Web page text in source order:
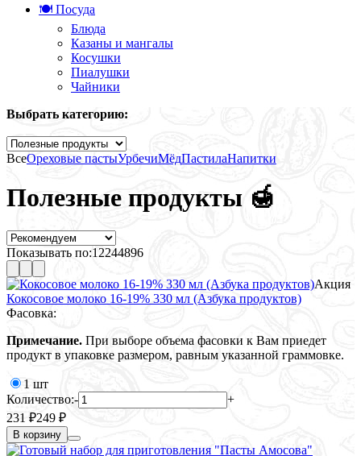
🍽️ Посуда
Блюда
Казаны и мангалы
Косушки
Пиалушки
Чайники
Выбрать категорию:
ВсеОреховые пастыУрбечиМёдПастилаНапитки
Полезные продукты 🍯
Показывать по:12244896
Акция
Кокосовое молоко 16-19% 330 мл (Азбука продуктов)
Фасовка:
Примечание. При выборе объема фасовки к Вам приедет
продукт в упаковке размером, равным указанной граммовке.
1 шт
Количество:-
+
231 ₽249 ₽
В корзину